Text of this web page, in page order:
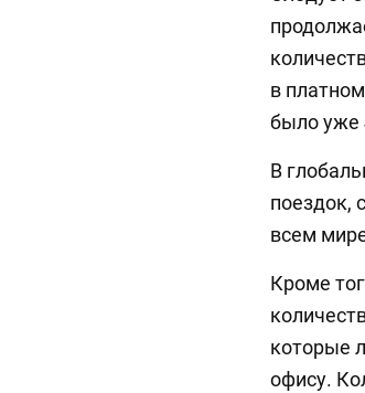
в
было уже
В
поездок,
всем
Кроме
которые
офису.